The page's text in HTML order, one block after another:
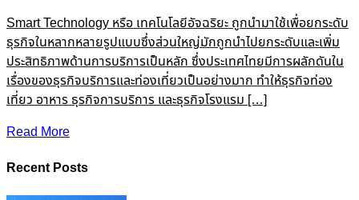
Smart Technology หรือ เทคโนโลยีอัจฉริยะ ถูกนำมาใช้เพื่อยกระดับ
ธุรกิจในหลากหลายรูปแบบซึ่งส่วนใหญ่มักถูกนำไปยกระดับและเพิ่ม
ประสิทธิภาพด้านการบริการเป็นหลัก ซึ่งประเทศไทยมีการผลักดันใน
เรื่องของธุรกิจบริการและท่องเที่ยวเป็นอย่างมาก ทำให้ธุรกิจท่อง
เที่ยว อาหาร ธุรกิจการบริการ และธุรกิจโรงแรม […]
Read More
Recent Posts